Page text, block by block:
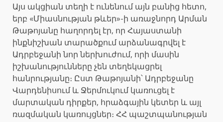
Այս ակցիան տեղի է ունենում այն բանից հետո,
երբ «Միասնության թևեր»-ի առաջնորդ Արման
Թաթոյանը հաղորդել էր, որ Հայաստանի
ինքնիշխան տարածքում արձանագրվել է
Ադրբեջանի նոր ներխուժում, որի մասին
իշխանությունները չեն տեղեկացրել
հանրությանը։ Ըստ Թաթոյանի՝ Ադրբեջանը
Վարդենիսում և Ջերմուկում կառուցել է
մարտական դիրքեր, հրաձգային կետեր և այլ
ռազմական կառույցներ։ ՀՀ պաշտպանության